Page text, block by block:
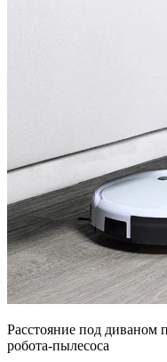
Расстояние под диваном
робота-пылесоса